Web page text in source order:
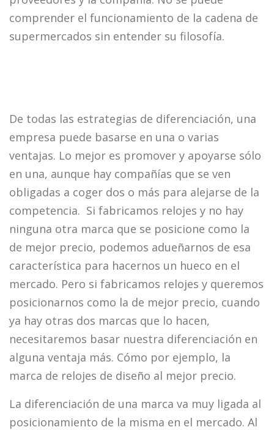
comprender el funcionamiento de la cadena de
supermercados sin entender su filosofía.
De todas las estrategias de diferenciación, una
empresa puede basarse en una o varias
ventajas. Lo mejor es promover y apoyarse sólo
en una, aunque hay compañías que se ven
obligadas a coger dos o más para alejarse de la
competencia. Si fabricamos relojes y no hay
ninguna otra marca que se posicione como la
de mejor precio, podemos adueñarnos de esa
característica para hacernos un hueco en el
mercado. Pero si fabricamos relojes y queremos
posicionarnos como la de mejor precio, cuando
ya hay otras dos marcas que lo hacen,
necesitaremos basar nuestra diferenciación en
alguna ventaja más. Cómo por ejemplo, la
marca de relojes de diseño al mejor precio.
La diferenciación de una marca va muy ligada al
posicionamiento de la misma en el mercado. Al